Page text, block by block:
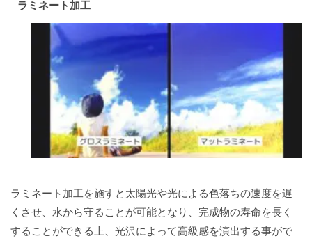
ラミネート加工
ラミネート加工を施すと太陽光や光による色落ちの速度を遅
くさせ、水から守ることが可能となり、完成物の寿命を長く
することができる上、光沢によって高級感を演出する事がで